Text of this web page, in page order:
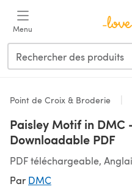
Menu
Point de Croix & Broderie
Paisley Motif in DMC
Downloadable PDF
PDF téléchargeable,
Par DMC